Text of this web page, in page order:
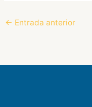
← Entrada anterior